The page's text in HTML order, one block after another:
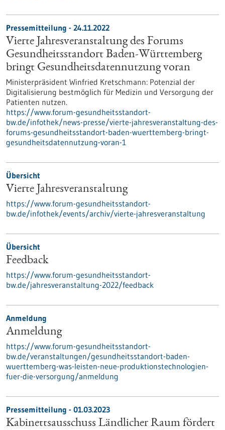
Pressemitteilung - 24.11.2022
Vierte Jahresveranstaltung des Forums
Gesundheitsstandort Baden-Württemberg
bringt Gesundheitsdatennutzung voran
Ministerpräsident Winfried Kretschmann: Potenzial der
Digitalisierung bestmöglich für Medizin und Versorgung der
Patienten nutzen.
https://www.forum-gesundheitsstandort-
bw.de/infothek/news-presse/vierte-jahresveranstaltung-des-
forums-gesundheitsstandort-baden-wuerttemberg-bringt-
gesundheitsdatennutzung-voran-1
Übersicht
Vierte Jahresveranstaltung
https://www.forum-gesundheitsstandort-
bw.de/infothek/events/archiv/vierte-jahresveranstaltung
Übersicht
Feedback
https://www.forum-gesundheitsstandort-
bw.de/jahresveranstaltung-2022/feedback
Anmeldung
Anmeldung
https://www.forum-gesundheitsstandort-
bw.de/veranstaltungen/gesundheitsstandort-baden-
wuerttemberg-was-leisten-neue-produktionstechnologien-
fuer-die-versorgung/anmeldung
Pressemitteilung - 01.03.2023
Kabinettsausschuss Ländlicher Raum fördert